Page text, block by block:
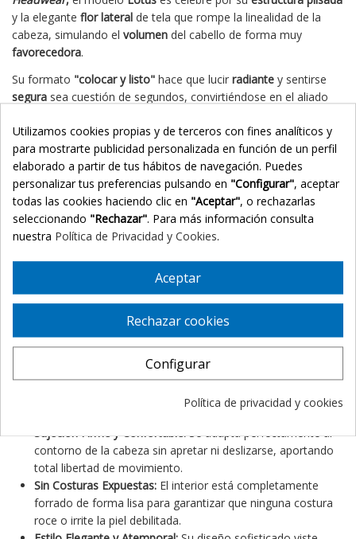
y la elegante flor lateral de tela que rompe la linealidad de la
cabeza, simulando el volumen del cabello de forma muy
favorecedora.
Su formato "colocar y listo" hace que lucir radiante y sentirse
segura sea cuestión de segundos, convirtiéndose en el aliado
🎯Indicaciones
Especialmente diseñado para mujeres en tratamiento de
quimioterapia, radioterapia o tratamientos oncológicos.
Muy recomendado para casos dealopecia areata,
universal o pérdida severa del cabello.
Ideal paracueros cabelludos muy delicados o reactivos
💖 Beneficios Principales
continuo y la flor lateral crean un efecto óptico de
volumen real, aportando una estructura muy armónica a
Confección en Bambú Premium:El tejido acaricia la piel
sin causar fricción, siendo ideal para las fases donde el
Sujeción Firme y Confortable:Se adapta perfectamente al
contorno de la cabeza sin apretar ni deslizarse, aportando
total libertad de movimiento.
Sin Costuras Expuestas: El interior está completamente
forrado de forma lisa para garantizar que ninguna costura
roce o irrite la piel debilitada.
Utilizamos cookies propias y de terceros con fines analíticos y
para mostrarte publicidad personalizada en función de un perfil
elaborado a partir de tus hábitos de navegación. Puedes
personalizar tus preferencias pulsando en "Configurar", aceptar
todas las cookies haciendo clic en "Aceptar", o rechazarlas
seleccionando "Rechazar". Para más información consulta
nuestra Política de Privacidad y Cookies.
Aceptar
Rechazar cookies
Configurar
Política de privacidad y cookies